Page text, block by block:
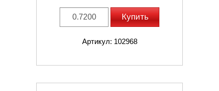
Купить
Артикул: 102968